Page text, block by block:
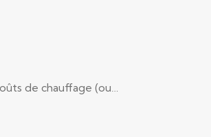
de chauffage (ou…